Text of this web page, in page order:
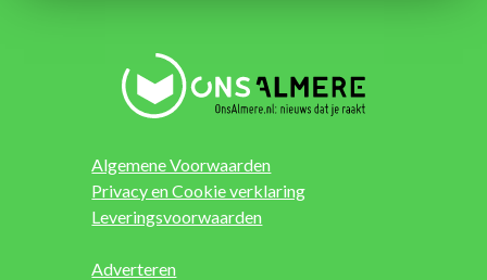
Algemene Voorwaarden
Privacy en Cookie verklaring
Leveringsvoorwaarden
Adverteren